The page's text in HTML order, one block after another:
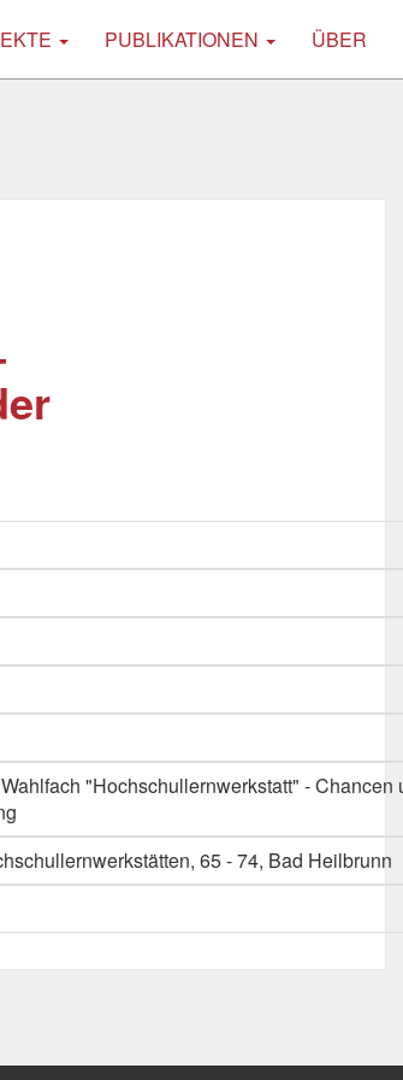
PUBLIKATIONEN ÜBER
"Hochschullernwerkstatt" - Chancen
65 - 74, Bad Heilbrunn